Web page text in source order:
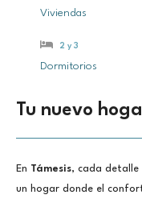
Viviendas
2 y 3
Dormitorios
Tu nuevo
En Támesis, cada detalle
un hogar donde el